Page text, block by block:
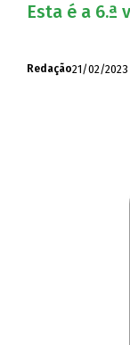
Esta é a 6.ª
Redação21/02/2023